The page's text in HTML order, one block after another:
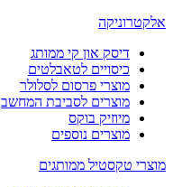
אלקטרוניקה
דיסק און קי ממותג
כיסויים לטאבלטים
מוצרי פרסום לסלולר
מוצרים לסביבת המחשב
מיוזיק בוקס
מוצרים נוספים
מוצרי טקסטיל ממותגים